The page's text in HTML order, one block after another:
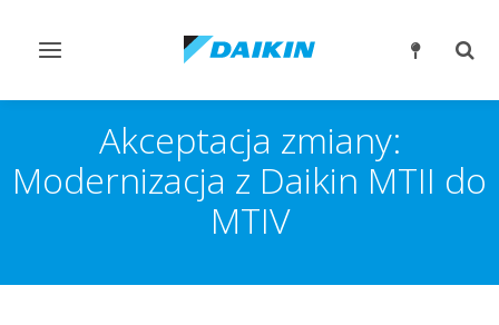
Przełącz
Akceptacja zmiany:
Modernizacja z Daikin MTII do
MTIV